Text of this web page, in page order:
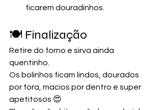
ficarem douradinhos.
🍽️ Finalização
Retire do forno e sirva ainda
quentinho.
Os bolinhos ficam lindos, dourados
por fora, macios por dentro e super
apetitosos 😍